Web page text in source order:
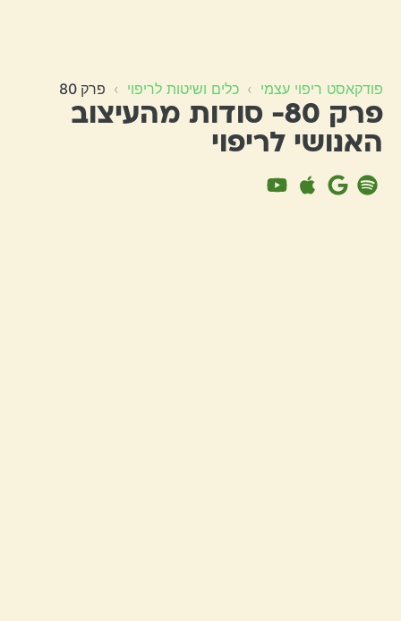
פודקאסט ריפוי עצמי › כלים ושיטות לריפוי › פרק 80
פרק 80- סודות מהעיצוב
האנושי לריפוי